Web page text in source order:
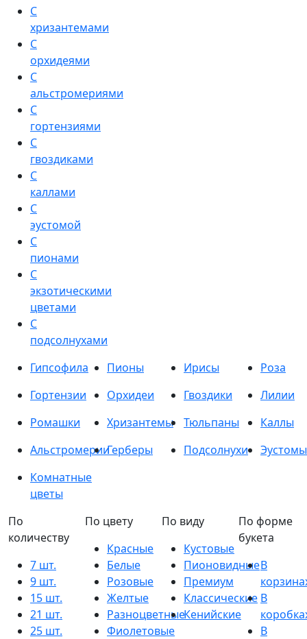
С
хризантемами
С
орхидеями
С
альстромериями
С
гортензиями
С
гвоздиками
С
каллами
С
эустомой
С
пионами
С
экзотическими
цветами
С
подсолнухами
Гипсофила
Пионы Ирисы
Роза
Гортензии
Орхидеи Гвоздики
Лилии
Ромашки
Хризантемы Тюльпаны
Каллы
АльстромерииГерберы Подсолнухи
Эустомы
Комнатные
цветы
По
количеству
7 шт.
9 шт.
15 шт.
21 шт.
25 шт.
По цвету
Красные
Белые
Розовые
Желтые
Разноцветные
Фиолетовые
По виду
Кустовые
Пионовидные
Премиум
Классические
Кенийские
По форме
букета
В
В
В